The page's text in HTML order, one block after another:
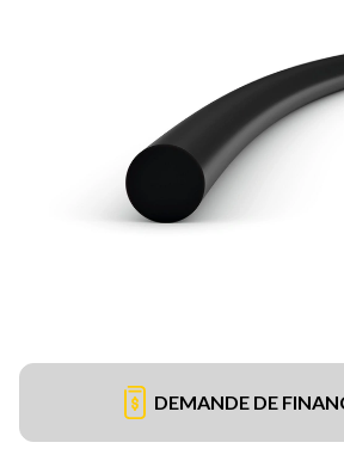
DEMANDE DE